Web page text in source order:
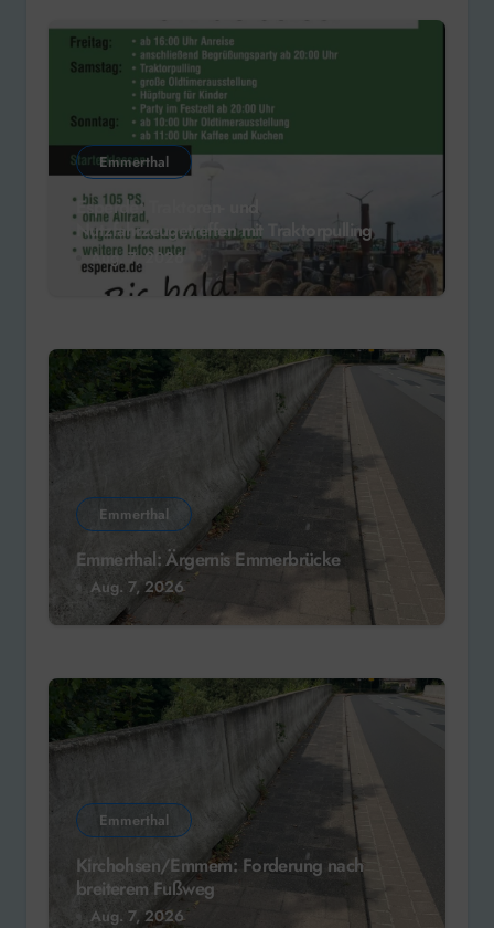
Emmerthal
Esperde: Traktoren- und
Nutzfahrzeugetreffen mit Traktorpulling
Aug. 7, 2026
Emmerthal
Emmerthal: Ärgernis Emmerbrücke
Aug. 7, 2026
Emmerthal
Kirchohsen/Emmern: Forderung nach
breiterem Fußweg
Aug. 7, 2026